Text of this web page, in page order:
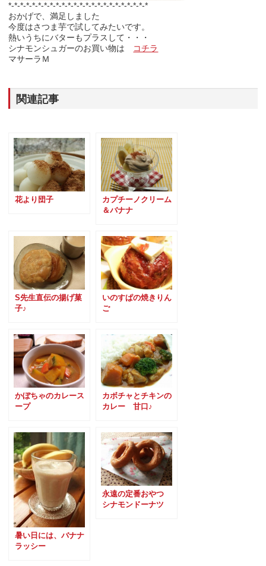
*-*-*-*-*-*-*-*-*-*-*-*-*-*-*-*-*-*-*-*-*-*-*-*
おかげで、満足しました
今度はさつま芋で試してみたいです。
熱いうちにバターもプラスして・・・
シナモンシュガーのお買い物は コチラ
マサーラＭ
関連記事
花より団子
カプチーノクリーム
＆バナナ
S先生直伝の揚げ菓
子♪
いのすぱの焼きりん
ご
かぼちゃのカレース
ープ
カボチャとチキンの
カレー 甘口♪
暑い日には、バナナ
ラッシー
永遠の定番おやつ
シナモンドーナツ